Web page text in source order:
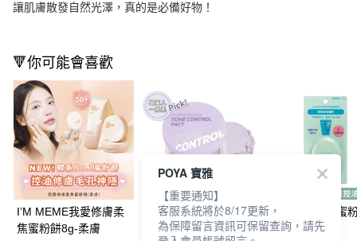
讓肌膚散發自然光澤，真的是必備好物！
🔻你可能會喜歡
I’M MEME我愛修膚柔
焦蜜粉餅8g-柔膚
I’M MEME 我愛光透柔
焦蜜粉餅10g
惹我清爽吸油蜜
POYA 寶雅
【重要通知】
客服系統將於8/17更新，
為保障留言資訊可保留查詢，請先